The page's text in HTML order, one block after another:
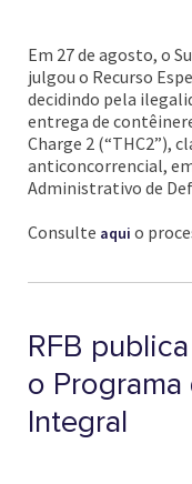
Em 27 de agosto, o
julgou o Recurso
decidindo pela
entrega de
Charge 2 (“THC2”),
anticoncorrencial,
Administrativo de
Consulte aqui o
RFB
o Programa
Integral